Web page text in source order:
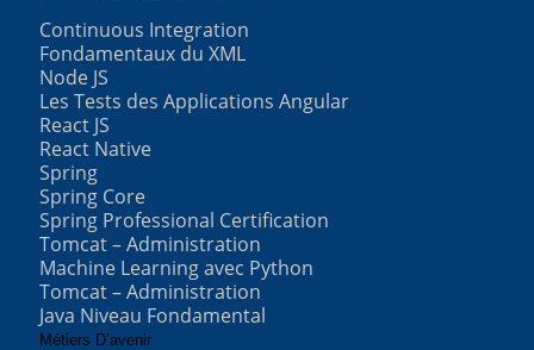
Continuous Integration
Fondamentaux du XML
Node JS
Les Tests des Applications Angular
React JS
React Native
Spring
Spring Core
Spring Professional Certification
Tomcat – Administration
Machine Learning avec Python
Tomcat – Administration
Java Niveau Fondamental
Métiers D’avenir